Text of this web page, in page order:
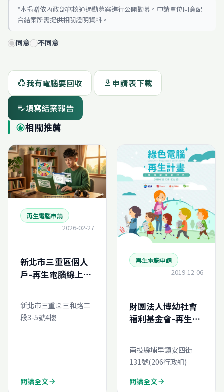
*本捐贈依內政部審核通過勸募案進行公開勸募。申請單位同意配
合結案所需提供相關證明資料。
同意 不同意
recycling我有電腦要回收 download 申請表下載
edit_note填寫結案報告
recommend相關推薦
再生電腦申請
2026-02-27
新北市三重區個人
戶-再生電腦線上申
新北市三重區三和路二
段3-5號4樓
閱讀全文arrow_forward
再生電腦申請
2019-12-06
財團法人博幼社會
福利基金會-再生電
南投縣埔里鎮安四街
131號(206行政組)
閱讀全文arrow_forward